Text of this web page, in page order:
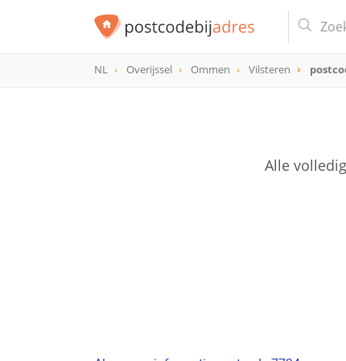
postcode
NL Overijssel Ommen Vilsteren
Alle